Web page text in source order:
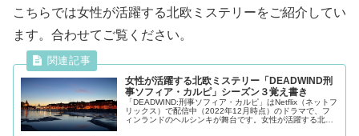
こちらでは女性が活躍する北欧ミステリーをご紹介してい
ます。合わせてご覧ください。
女性が活躍する北欧ミステリー「DEADWIND刑
事ソフィア・カルピ」シーズン３覚え書き
「DEADWIND:刑事ソフィア・カルピ」はNetflix（ネットフ
リックス）で配信中（2022年12月時点）のドラマで、フ
ィンランドのヘルシンキが舞台です。女性が活躍する北欧